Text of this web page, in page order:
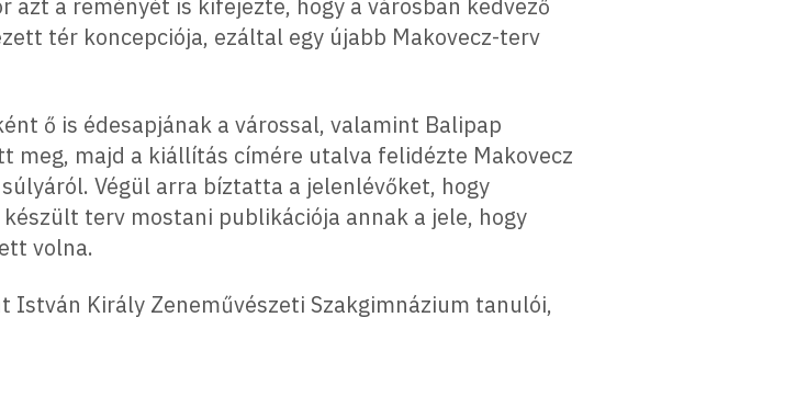
a reményét is kifejezte, hogy a városban kedvező
tér koncepciója, ezáltal egy újabb Makovecz-terv
ő is édesapjának a várossal, valamint Balipap
meg, majd a kiállítás címére utalva felidézte Makovecz
Végül arra bíztatta a jelenlévőket, hogy
terv mostani publikációja annak a jele, hogy
volna.
Király Zeneművészeti Szakgimnázium tanulói,